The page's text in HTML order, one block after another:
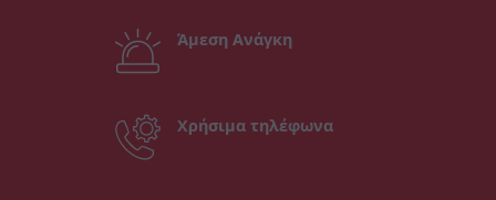
Άμεση Ανάγκη
Χρήσιμα τηλέφωνα